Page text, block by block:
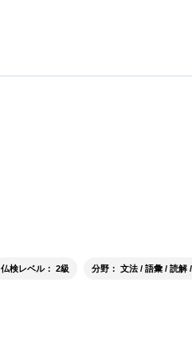
仏検レベル： 2級 分野： 文法 / 語彙 / 読解